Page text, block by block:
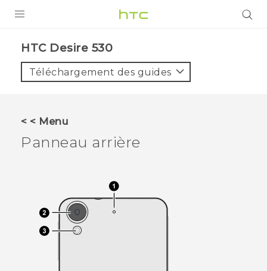
VIVE
VIVERSE
Appareils HTC & Accessoires
Achat & Règlement Questions
HTC Desire 530‎
Téléchargement des guides
< < Menu
Panneau arrière